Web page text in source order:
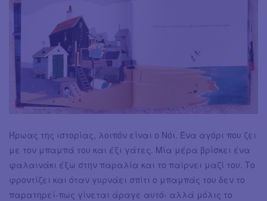
Ήρωας της ιστορίας, λοιπόν είναι ο Νόι. Ένα αγόρι που ζει
με τον μπαμπά του και έξι γάτες. Μία μέρα βρίσκει ένα
φαλαινάκι έξω στην παραλία και το παίρνει μαζί του. Το
φροντίζει και όταν γυρνάει σπίτι ο μπαμπάς του δεν το
παρατηρεί-πως γίνεται άραγε αυτό- αλλά μόλις το